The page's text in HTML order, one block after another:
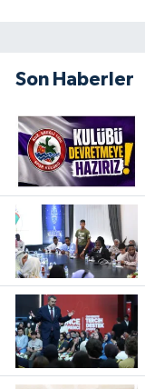
Son Haberler